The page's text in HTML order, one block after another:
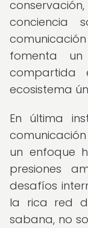
conciencia
fomenta un
compartida
ecosistema
En última
un enfoque
presiones
desafíos
la rica red
sabana, no